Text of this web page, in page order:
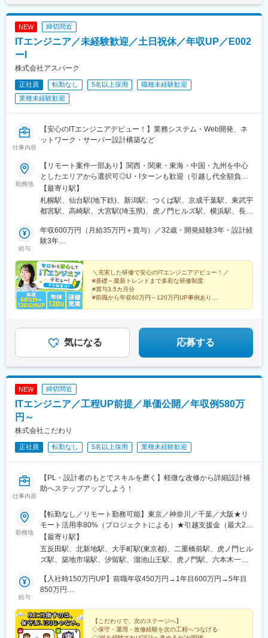
駅、自動車学校前駅、野町駅、野々市駅(ＩＲいしかわ鉄道線)、宇
野気駅、森本駅、良川駅、小松駅、千葉ニュータウン中央駅、南
酒々井駅、新津田沼駅、成田駅、京成千葉駅、稲毛海岸駅、幕張
駅、新浦安駅、地区センター駅、ちはら台駅、木更津駅、宇野辺
駅、りんくうタウン駅、なんば駅(南海線)、長原駅(大阪府)、高槻
駅、忍ケ丘駅、大日駅、河内天美駅、大阪難波駅、近鉄日本橋
駅、大阪梅田駅(阪急線)、大阪駅、近鉄八尾駅、和泉中央駅、滝尾
駅、大分駅、長崎駅(長崎県)、大塔駅、大村駅(長崎県)、出雲市
駅、明治神宮前駅、渋谷駅、飯田橋駅、有楽町駅、京成上野駅、
大森海岸駅、銀座一丁目駅、市場前駅、玉川上水駅、武蔵小山
砂町駅、東京テレポート駅、新橋駅、新宿三丁目駅、新宿駅(東京
メトロ)、秋葉原駅、大手町駅(東京都)、秋津駅、高幡不動駅、豊
田駅、吉祥寺駅、後楽園駅、池袋駅、錦糸町駅、立川北駅、北千
住駅、佐野市駅、氏家駅、宇都宮大学陽東キャンパス駅、江曽島
駅、石動駅、西鉄久留米駅、大保駅、天拝山駅、東中間駅、唐人
町駅、西鉄福岡駅、竹下駅、福間駅、折尾駅、スペースワールド
駅、大牟田駅、大橋駅(福岡県)、博多駅、戸畑駅、小倉駅(福岡
県)、郡山駅(福島県)、伊達駅、別府駅(兵庫県)、西神中央駅、神戸
三宮駅(阪神)、甲子園駅、仁川駅、学園都市駅、ハーバーランド
古島駅、おもろまち駅、木曽川駅、栄生駅、栄町駅(愛知県)、名古
屋駅、東海通駅、西高蔵駅、大須観音駅、岡山駅前駅、京都駅、
水道町駅、熊本駅前駅、東飯能駅、南四日市駅、鹿児島中央駅、
綱島駅、新高島駅、下飯田駅、馬車道駅、海老名駅(相模線)、横須
賀駅、茅ケ崎駅、溝の口駅、川崎駅、石上駅、新静岡駅、新浜松
(地下鉄)、高槻市駅、日本橋駅(大阪府)、梅田駅(地下鉄)、西梅田
駅、長崎駅前駅、虎ノ門駅、原宿駅、神泉駅、牛込神楽坂駅、銀
座駅、上野駅、大森駅(東京都)、桜街道駅、西小山駅、赤羽岩淵
駅、九品仏駅、高松駅(東京都)、台場駅、汐留駅、新宿御苑前駅、
新宿西口駅、岩本町駅、東京駅、新秋津駅、程久保駅、春日駅(東
京都)、住吉駅(東京都)、立川駅、陽東３丁目駅、朝倉街道駅、通
谷駅、天神駅、祇園駅(福岡県)、平和通駅、三宮・花時計前駅、久
寿川駅、神戸駅(兵庫県)、赤嶺駅、名鉄名古屋駅、矢場町駅、西川
追分駅(三重県)、都通駅、高島町駅、高津駅(神奈川県)、日吉町
駅、第一通り駅、京成津田沼駅、栄町駅(千葉県)、東海神駅、井野
駅(千葉県)、大阪梅田駅(阪神線)、五島町駅、神谷町駅、表参道
駅、上野御徒町駅、奥沢駅、泉体育館駅、東京国際クルーズター
ミナル駅、内幸町駅、西武新宿駅、淡路町駅、二重橋前駅、水道
橋駅、立川南駅、天神南駅、旦過駅、三宮駅(神戸新交通)、西元町
駅
NEW 締切間近
ITエンジニア／未経験歓迎／土日祝休／年収UP／E002
ーI
株式会社アスパーク
正社員 転勤なし 5名以上採用
職種未経験歓迎
業種未経験歓迎
仕事内容
【安心のITエンジニアデビュー！】業務システム・Web開発、ネ
ットワーク・サーバー設計構築など
勤務地
【リモート案件一部あり】関西・関東・東海・中国・九州を中心
としたエリアから選択可◎U・Iターンも歓迎（引越し代全額負担
など制度も完備！）◎プロジェクトにより、一部完全在宅／フル
リモート業務もあります。■関西エリア（大阪、京都、兵庫、奈
良、和歌山、滋賀）■関東エリア（東京、神奈川、千葉、埼玉、栃
エリア（広島、岡山、松山など）■九州エリア（福岡、熊本など）
のプロジェクト先◎転居を伴う転勤は、基本的には本人が希望す
【最寄り駅】
札幌駅、仙台駅(地下鉄)、新潟駅、つくば駅、京成千葉駅、東武宇
都宮駅、高崎駅、大宮駅(埼玉県)、虎ノ門ヒルズ駅、横浜駅、長野
線)、インテック本社前駅、烏丸駅、三宮駅(神戸新交通)、山陽姫
路駅、岡山駅、八丁堀駅(広島県)、高松駅(香川県)、天神駅、花畑
尾駅、水島駅、通津駅、福山駅、岩国駅、可部駅、横川駅(広島
県)、東広島駅、山西駅、本町六丁目駅、金川駅、東野駅(京都
府)、東山・おかでんミュージアム駅、衣山駅、山麓駅(皿倉山)、
堺筋本町駅、鷹野橋駅、堺駅、比治山下駅、広域公園前駅、横川
一丁目駅、錦糸町駅、検見川浜駅、本町駅、津守駅、中野東駅、
六本木駅、伊予大洲駅、福駅、芦原橋駅、桃山駅、野田阪神駅、
東比恵駅、渡辺橋駅、淀屋橋駅、鶴崎駅、西小倉駅、二島駅、今
池駅(福岡県)、上鳥羽口駅、竹下駅、小森江駅、甘木駅(西鉄線)、
県)、丸の内駅(愛知県)、戸部駅、鶴見小野駅、三ツ沢下町駅、山
手駅、井土ケ谷駅、上永谷駅、和田町駅、鶴ケ峰駅、戸塚駅、赤
羽駅、峰駅、陸前落合駅、センター南駅、北四番丁駅、稲永駅、
み野駅、小俣駅(栃木県)、新前橋駅、群馬藤岡駅、本庄駅、垂井
駅、徳山駅、周防下郷駅、道ノ尾駅、大波止駅、喜々津駅、国母
駅、松江駅、伊賀屋駅、弥生が丘駅、宮崎駅、南鹿児島駅、さっ
崎町駅、オークスカナルパークホテル富山前、四条駅(京都市営)、
神戸三宮駅(阪神)、姫路駅、岡山駅前駅、胡町駅、高松築港駅、天
横川駅、谷町四丁目駅、舟入幸町駅、大小路駅、亀戸駅、中津駅
(地下鉄)、六本木一丁目駅、ＪＲ難波駅、観月橋駅、海老江駅、中
之島駅、なにわ橋駅、甘木駅(甘木鉄道線)、住之江公園駅、上前津
駅、久屋大通駅、平沼橋駅、国道駅、蒔田駅、赤羽岩淵駅、セン
ター北駅、勾当台公園駅、本笠寺駅、自由ケ丘駅(愛知県)、出島
駅、北１２条駅、あおば通駅、新千葉駅、神谷町駅、新高島駅、
日吉町駅、新浜松駅、名鉄名古屋駅、梅田駅(地下鉄)、富山駅、京
都河原町駅、三ノ宮駅、西川緑道公園駅、銀山町駅、西鉄福岡
麻布十番駅、大国町駅、桃山御陵前駅、野田駅(阪神線)、肥後橋
駅、北浜駅(大阪府)、伏見駅(愛知県)、西横浜駅、龍谷富山高校
前、五島町駅
給与
年収600万円（月給35万円＋賞与）／32歳・開発経験3年・設計経
験3年
PM経験10年
＼充実した研修で安心のITエンジニアデビュー！／
#基礎～最新トレンドまで多彩な研修制度
#賞与3.5カ月分
#前職から年収60万円～120万円UP事例あり
気になる 応募する
NEW 締切間近
ITエンジニア／工程UP前提／単価公開／年収例580万
円～
株式会社こだわり
正社員 転勤なし 5名以上採用 業種未経験歓迎
仕事内容
【PL・設計者のもとでスキルを磨く】軽微な改修から詳細設計補
助へステップアップしよう！
勤務地
【転勤なし／リモート勤務可能】東京／神奈川／千葉／大阪★リ
モート活用率80%（プロジェクトによる）★引越支援金（最大20
万円）制度あり★WeWorkの駅チカでおしゃれなオフィスです♪
【本社】-WeWork TK 池田山-JR山手線、東急池上線、都営浅草線
「五反田駅」徒歩5分【大阪支店】-WeWork 御堂筋フロンティア-
メトロ 谷町線 「東梅田駅」 徒歩4分京阪電気鉄道 中之島線 「大
江橋駅」 徒歩7分ここがポイント！￣￣V￣￣￣￣￣￣＃面接1
モート8割／残業わずか月8h／年間休日120日以上＃前給保証×契
約単価の65％を”純粋に”給与として還元＃2名以上体制×手厚いフ
ォロー ※本社あるいは東京都、神奈川県、千葉県、大阪府の各ク
【最寄り駅】
五反田駅、北新地駅、大手町駅(東京都)、二重橋前駅、虎ノ門ヒル
ズ駅、築地市場駅、汐留駅、溜池山王駅、虎ノ門駅、六本木一丁
成門駅、赤坂駅(東京都)、国会議事堂前駅、神谷町駅、桜木町駅、
神奈川駅、西梅田駅、小川町駅(東京都)、東銀座駅、新橋駅、霞ケ
給与
【入社時150万円UP】前職年収450万円→1年目600万円→5年目
850万円
950万円
【こだわりで、次のステージへ】
◇保守・運用・改修経験を次の工程へつなげる